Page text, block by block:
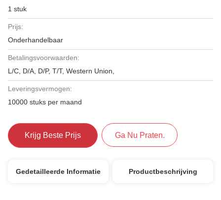
1 stuk
Prijs:
Onderhandelbaar
Betalingsvoorwaarden:
L/C, D/A, D/P, T/T, Western Union,
Leveringsvermogen:
10000 stuks per maand
Krijg Beste Prijs Ga Nu Praten.
Gedetailleerde Informatie Productbeschrijving